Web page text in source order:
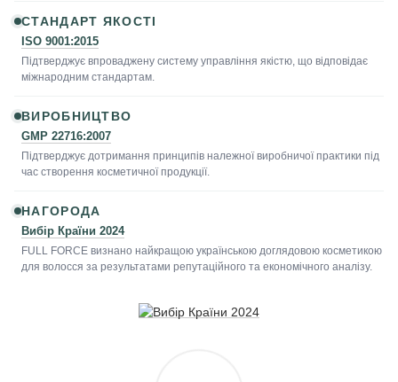
СТАНДАРТ ЯКОСТІ
ISO 9001:2015
Підтверджує впроваджену систему управління якістю, що відповідає
міжнародним стандартам.
ВИРОБНИЦТВО
GMP 22716:2007
Підтверджує дотримання принципів належної виробничої практики під
час створення косметичної продукції.
НАГОРОДА
Вибір Країни 2024
FULL FORCE визнано найкращою українською доглядовою косметикою
для волосся за результатами репутаційного та економічного аналізу.